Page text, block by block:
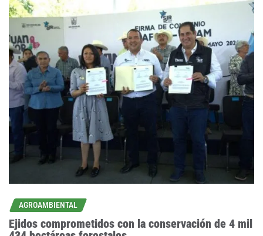
AGROAMBIENTAL
Ejidos comprometidos con la conservación de 4 mil